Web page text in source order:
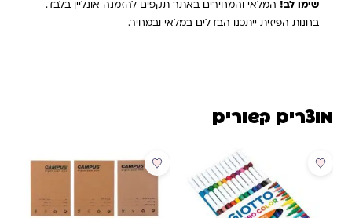
שימו לב! המלאי והמחירים באתר תקפים להזמנה אונליין בלבד.
בחנות הפיזית ייתכנו הבדלים במלאי ובמחיר.
מוצרים קשורים
מבצע